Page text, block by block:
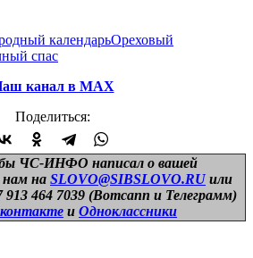
календарьОреховый
спас
канал в МАХ
Поделиться:
ЧС-ИНФО написал о вашей
нам на SLOVO@SIBSLOVO.RU или
913 464 7039 (Вотсапп и Телеграмм)
и Одноклассники